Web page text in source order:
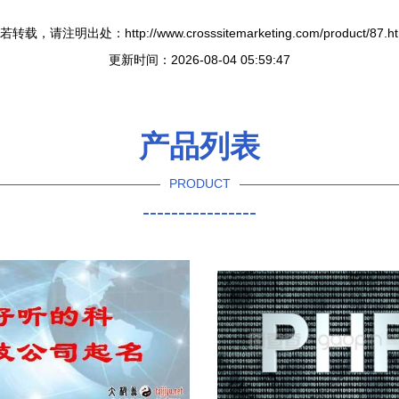
转载，请注明出处：http://www.crosssitemarketing.com/product/
更新时间：2026-08-04 05:59:47
产品列表
PRODUCT
----------------